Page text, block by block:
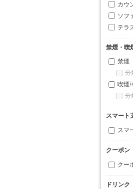
カウ
ソフ
テラ
禁煙・喫
禁煙
分
喫煙
分
スマート
スマ
クーポン
クー
ドリンク